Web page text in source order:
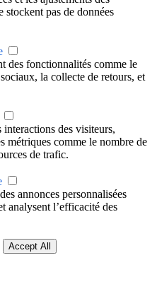
stockent pas de données
des fonctionnalités comme le
la collecte de retours, et
des visiteurs,
métriques comme le nombre de
de trafic.
annonces personnalisées
analysent l’efficacité des
Accept All